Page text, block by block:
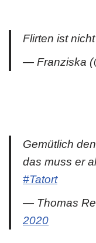
Flirten ist
— Franziska
Gemütlich
das muss er
#Tatort
— Thomas
2020